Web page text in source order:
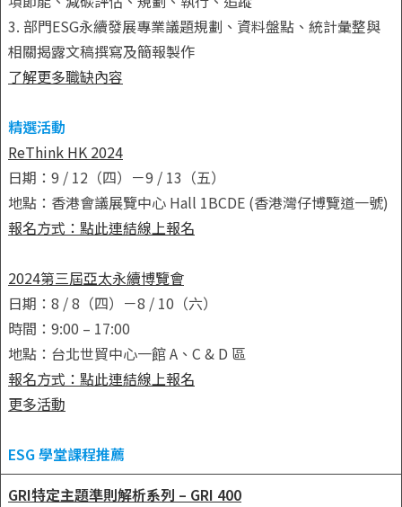
3. 部門ESG永續發展專業議題規劃、資料盤點、統計彙整與
相關揭露文稿撰寫及簡報製作
了解更多職缺內容
精選活動
ReThink HK 2024
日期：9 / 12（四）－9 / 13（五）
地點：香港會議展覽中心 Hall 1BCDE (香港灣仔博覽道一號)
報名方式：點此連結線上報名
2024第三屆亞太永續博覽會
日期：8 / 8（四）－8 / 10（六）
時間：9:00 – 17:00
地點：台北世貿中心一館 A、C & D 區
報名方式：點此連結線上報名
更多活動
ESG 學堂課程推薦
GRI特定主題準則解析系列 – GRI 400